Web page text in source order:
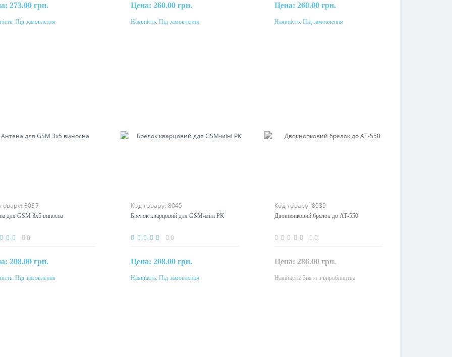
273.00 грн.
Під замовлення
Під замовлення
Цена: 260.00 грн.
Під замовлення
Наявність: Під замовлення
Цена: 260.00 грн.
Під замовлення
Наявність: Під замовлення
8037
для GSM 3x5 виносна
0
208.00 грн.
Під замовлення
Під замовлення
Код товару: 8045
Брелок кварцовий для GSM-міні РК
0
Цена: 208.00 грн.
Під замовлення
Наявність: Під замовлення
Код товару: 8039
Двокнопковий брелок до АТ-550
0
Цена: 286.00 грн.
Закінчився
Наявність: Знято з виробництва